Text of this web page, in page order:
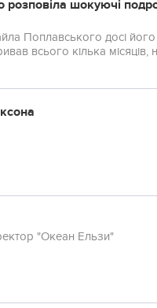
шокуючі
Поплавського досі його
всього кілька місяців,
"Океан Ельзи"